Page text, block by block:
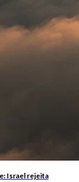
Israel rejeita